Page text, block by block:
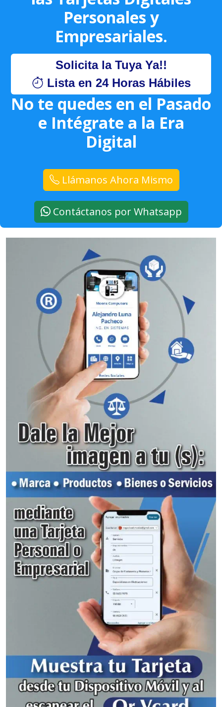
Personales y
Empresariales.
Solicita la Tuya Ya!!
Lista en 24 Horas Hábiles
No te quedes en el Pasado
e Intégrate a la Era
Digital
Llámanos Ahora Mismo
Contáctanos por Whatsapp